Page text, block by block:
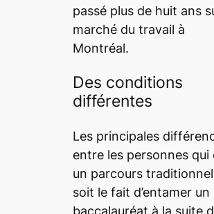
passé plus de huit ans
marché du travail à
Montréal.
Des conditions
différentes
Les principales
entre les personnes qui
un parcours
soit le fait d’entamer un
baccalauréat à la suite